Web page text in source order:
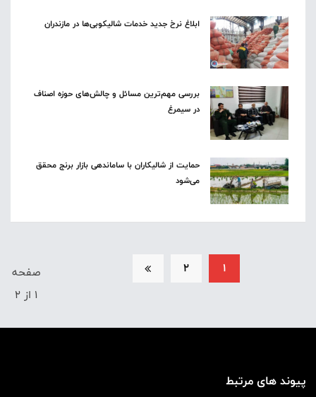
ابلاغ نرخ جدید خدمات شالیکوبی‌ها در مازندران
بررسی مهم‌ترین مسائل و چالش‌های حوزه اصناف
در سیمرغ
حمایت از شالیکاران با ساماندهی بازار برنج محقق
می‌شود
1
2
صفحه
1 از 2
پیوند های مرتبط